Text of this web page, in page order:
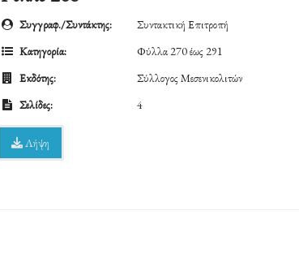
Συγγραφ./Συντάκτης:
Συντακτική Επιτροπή
Κατηγορία:
Φύλλα 270 έως 291
Εκδότης:
Σύλλογος Μεσενικολιτών
Σελίδες:
4
Λήψη